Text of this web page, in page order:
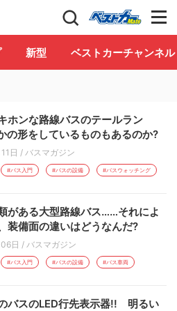
報誌「ベストカー」 Club
新型 ベストカーチャンネル
ホンな路線バスのテールラン
形をしているものもあるのか?
日 / バスマガジン
#バス入門 #バスの設備 #バスウォッチング
がある大型路線バス……それによ
装備面の違いはどうなんだ?
日 / バスマガジン
#バス入門 #バスの設備 #バス車両
バスのLED行先表示器!! 明るい